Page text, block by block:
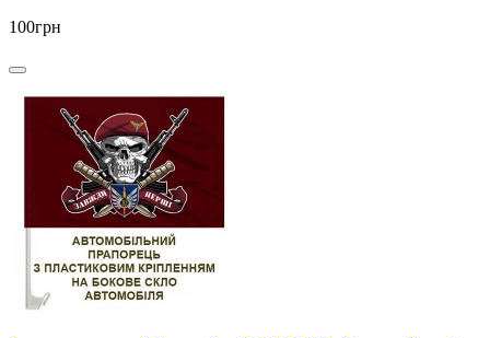
100грн